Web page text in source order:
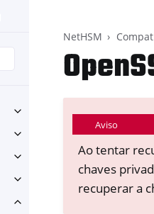
Toggle navigation of
Toggle navigation of
Toggle navigation of
Toggle navigation of NextBox
Toggle navigation of NetHSM
NetHSM
Aviso
Ao tentar
chaves
recuperar a